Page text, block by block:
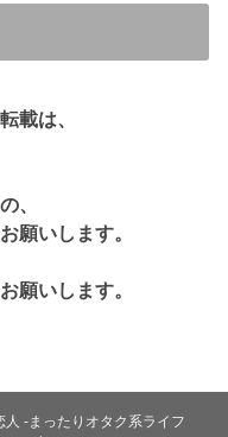
載は、
、
願いします。
願いします。
-まったりオタク系ライフ